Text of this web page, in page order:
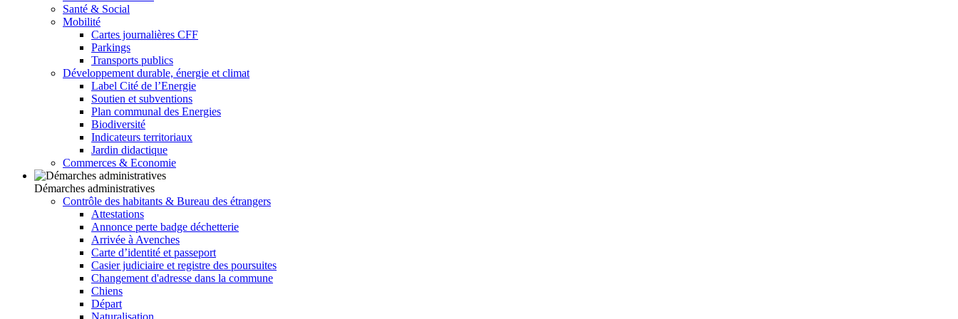
Santé & Social
Mobilité
Cartes journalières CFF
Parkings
Transports publics
Développement durable, énergie et climat
Label Cité de l’Energie
Soutien et subventions
Plan communal des Energies
Biodiversité
Indicateurs territoriaux
Jardin didactique
Commerces & Economie
Démarches administratives
Contrôle des habitants & Bureau des étrangers
Attestations
Annonce perte badge déchetterie
Arrivée à Avenches
Carte d’identité et passeport
Casier judiciaire et registre des poursuites
Changement d'adresse dans la commune
Chiens
Départ
Naturalisation